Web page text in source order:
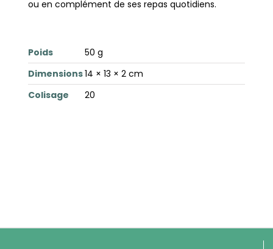
ou en complément de ses repas quotidiens.
Poids
50 g
Dimensions14 × 13 × 2 cm
Colisage
20